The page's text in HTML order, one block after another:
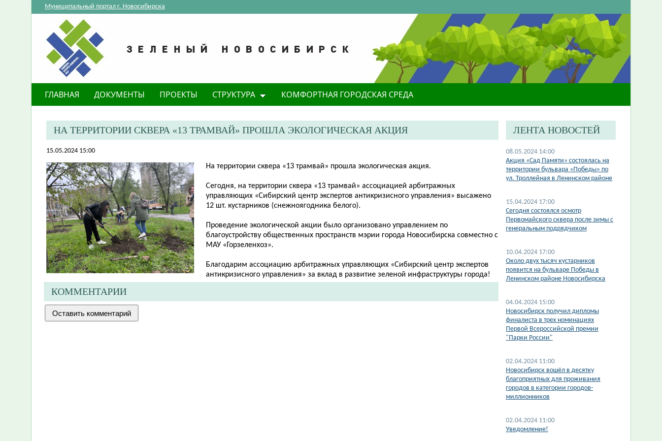
Муниципальный портал г. Новосибирска
ГЛАВНАЯ ДОКУМЕНТЫ ПРОЕКТЫ СТРУКТУРА КОМФОРТНАЯ ГОРОДСКАЯ СРЕДА
​НА ТЕРРИТОРИИ СКВЕРА «13 ТРАМВАЙ» ПРОШЛА ЭКОЛОГИЧЕСКАЯ АКЦИЯ
15.05.2024 15:00
​На территории сквера «13 трамвай» прошла экологическая акция.
Сегодня, на территории сквера «13 трамвай» ассоциацией арбитражных
управляющих «Сибирский центр экспертов антикризисного управления» высажено
12 шт. кустарников (снежноягодника белого).
Проведение экологической акции было организовано управлением по
благоустройству общественных пространств мэрии города Новосибирска совместно с
МАУ «Горзеленхоз».
Благодарим ассоциацию арбитражных управляющих «Сибирский центр экспертов
антикризисного управления» за вклад в развитие зеленой инфраструктуры города!
КОММЕНТАРИИ
ЛЕНТА НОВОСТЕЙ
08.05.2024 14:00
Акция «Сад Памяти» состоялась на
территории бульвара «Победы» по
ул. Троллейная в Ленинском районе
15.04.2024 17:00
​Сегодня состоялся осмотр
Первомайского сквера после зимы с
генеральным подрядчиком
10.04.2024 17:00
​Около двух тысяч кустарников
появится на бульваре Победы в
Ленинском районе Новосибирска
04.04.2024 15:00
Новосибирск получил дипломы
финалиста в трех номинациях
Первой Всероссийской премии
"Парки России"
02.04.2024 11:00
Новосибирск вошёл в десятку
благоприятных для проживания
городов в категории городов-
миллионников
02.04.2024 11:00
Уведомление!